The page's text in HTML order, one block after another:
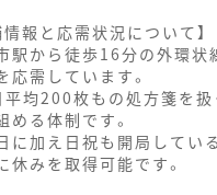
情報と応需状況について】
駅から徒歩16分の外環状
応需しています。
均200枚もの処方箋を扱
める体制です。
に加え日祝も開局してい
休みを取得可能です。